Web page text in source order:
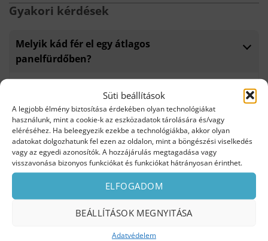
Süti beállítások
A legjobb élmény biztosítása érdekében olyan technológiákat
használunk, mint a cookie-k az eszközadatok tárolására és/vagy
eléréséhez. Ha beleegyezik ezekbe a technológiákba, akkor olyan
adatokat dolgozhatunk fel ezen az oldalon, mint a böngészési viselkedés
vagy az egyedi azonosítók. A hozzájárulás megtagadása vagy
visszavonása bizonyos funkciókat és funkciókat hátrányosan érinthet.
ELFOGADOM
BEÁLLÍTÁSOK MEGNYITÁSA
Adatvédelem
Gyakori kérdések
Melyik kád fér el egy átlagos
panelfürdőben?
legtöbb panelfürdőbe belefér. A Niwell Wave
ebben a méretben kapható, és könnyen
beépíthető.
Kád vagy zuhanykabin jobb kisgyerekkel?
0–5 éves korig a kád praktikusabb: ülve lehet
fürdetni, van hely játékra, és a vízszint